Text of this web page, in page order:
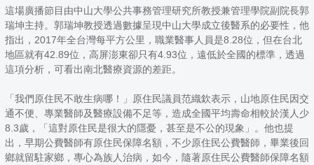
這場廣播節目由中山大學公共事務管理研究所教授兼管理學院副院長郭
瑞坤主持。郭瑞坤教授透過數據呈現中山大學成立後醫系的必要性，他
指出，2017年全台灣每平方公里，職業醫事人員是8.28位，但在台北
地區就有42.89位，高屏澎東卻只有4.93位，遠低於全國的標準，透過
這項分析，可看出南北醫療資源的差距。
「我們原住民不敢生病哪！」原住民議員范織欽表示，山地原住民因交
通不便、專業醫師及醫療設備不足等，造成全國平均壽命相較於漢人少
8.3歲，「這對原住民是很大的隱憂，甚至是不公的現象」。他也提
出，早期公費醫師有原住民保障名額，不少原住民公費醫師，畢業後回
鄉就留駐家鄉，專心為族人治病，如今，隨著原住民公費醫師保障名額